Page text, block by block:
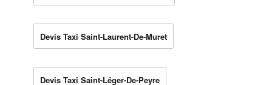
Devis Taxi Saint-Laurent-De-Muret
Devis Taxi Saint-Léger-De-Peyre